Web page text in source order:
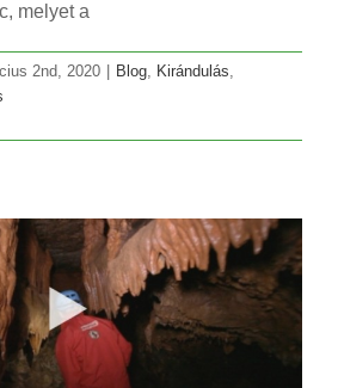
melyet a
2nd, 2020 Blog, Kirándulás,
Magyarország legnagyobb